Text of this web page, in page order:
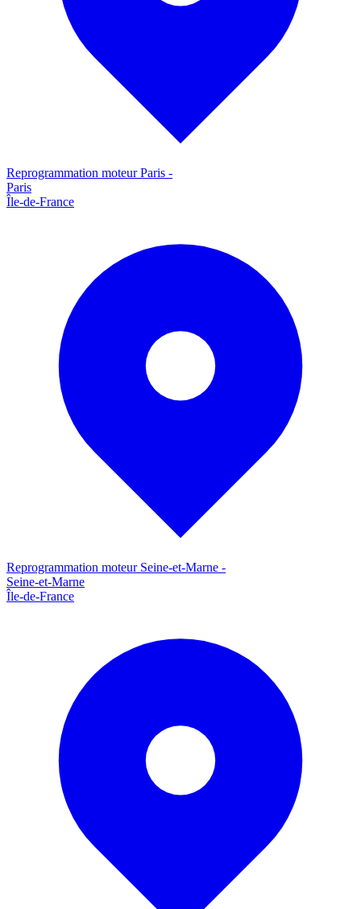
Reprogrammation moteurParis -
Paris
Île-de-France
Reprogrammation moteur Seine-et-Marne -
Seine-et-Marne
Île-de-France